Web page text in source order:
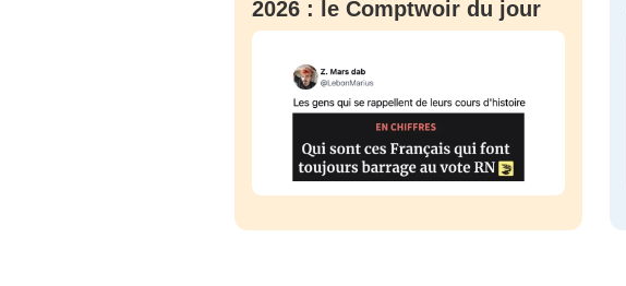
2026 : le Comptwoir du jour